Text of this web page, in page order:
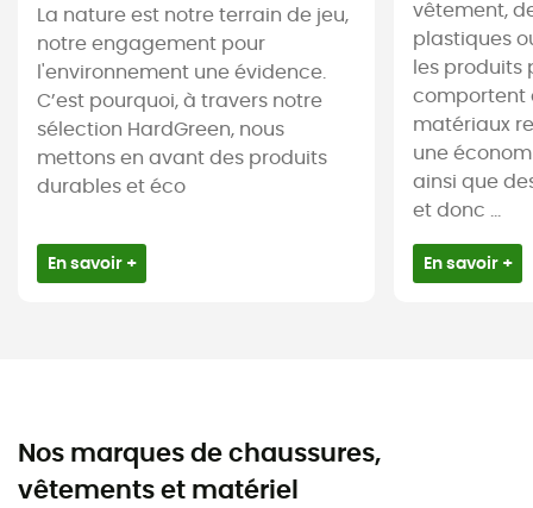
La nature est notre terrain de jeu,
notre engagement pour
l'environnement une évidence.
C’est pourquoi, à travers notre
sélection HardGreen, nous
mettons en avant des produits
durables et éco
En savoir +
vêtement,
plastiques
les produits
comportent
matériaux
une
ainsi que
et donc ...
En savoir +
Nos marques de chaussures,
vêtements et matériel